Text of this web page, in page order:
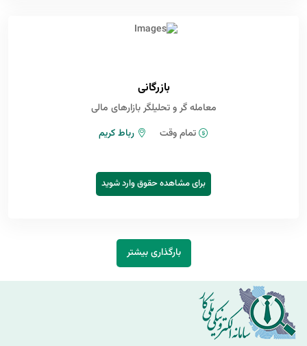
بازرگانی
معامله گر و تحلیلگر بازارهای مالی
تمام وقت
رباط کریم
برای مشاهده حقوق وارد شوید
بارگذاری بیشتر